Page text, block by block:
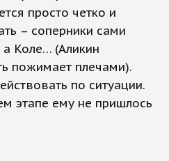
просто четко и
– соперники сами
Коле… (Аликин
пожимает плечами).
по ситуации.
этапе ему не пришлось